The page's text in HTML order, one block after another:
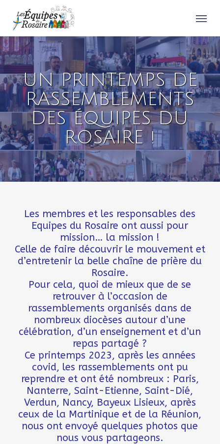
main
content
Menu
UN PRINTEMPS DE
RASSEMBLEMENTS
DES ÉQUIPES DU
ROSAIRE !
Les membres et les responsables des
Equipes du Rosaire ont aussi pour
mission… la mission !
Celle de faire découvrir le mouvement et
d’entretenir la belle chaîne de prière du
Rosaire.
Pour cela, quoi de mieux que de se
retrouver à l’occasion de
rassemblements organisés dans de
nombreux diocèses autour d’une
célébration, d’un enseignement et d’un
repas partagé ?
Ce printemps 2023, après les années
covid, les rassemblements ont pu
reprendre et ont été nombreux : Paris,
Nanterre, Saint-Etienne, Saint-Dié,
Verdun, Nancy, Bayeux Lisieux, après
ceux de la Martinique et de la Réunion,
nous ont envoyé quelques photos que
nous vous partageons.